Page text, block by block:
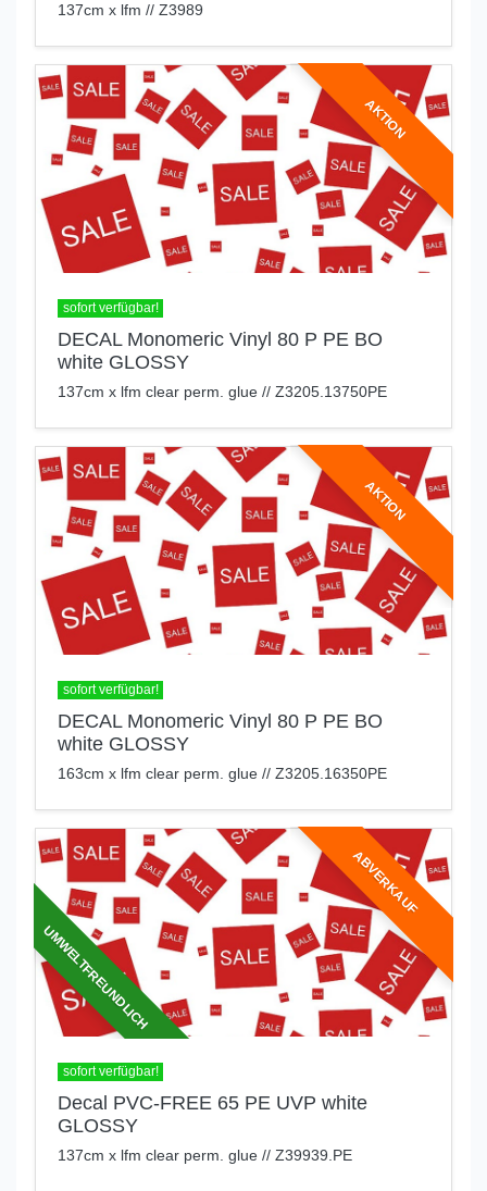
137cm x lfm // Z3989
AKTION
sofort verfügbar!
DECAL Monomeric Vinyl 80 P PE BO
white GLOSSY
137cm x lfm clear perm. glue // Z3205.13750PE
AKTION
sofort verfügbar!
DECAL Monomeric Vinyl 80 P PE BO
white GLOSSY
163cm x lfm clear perm. glue // Z3205.16350PE
ABVERKAUF
UMWELTFREUNDLICH
sofort verfügbar!
Decal PVC-FREE 65 PE UVP white
GLOSSY
137cm x lfm clear perm. glue // Z39939.PE